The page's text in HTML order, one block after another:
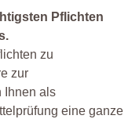
Pflichten
zu
zur
Ihnen als
eine ganze